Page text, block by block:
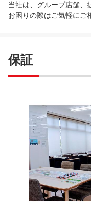
当社は、グループ店舗、
お困りの際はご気軽にご
保証